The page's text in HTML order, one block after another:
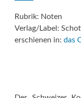
Rubrik: Noten
Verlag/Label:
erschienen in: das